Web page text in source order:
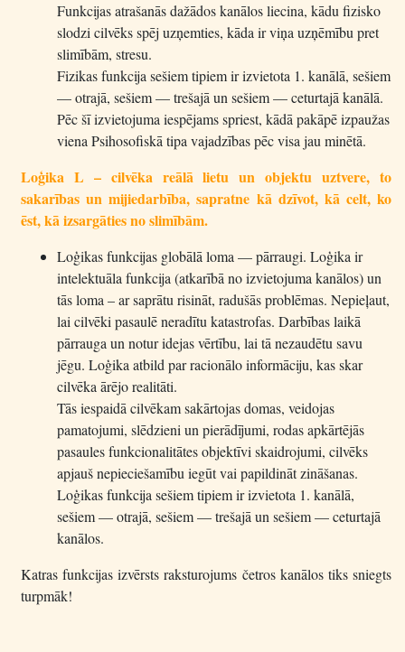
Funkcijas atrašanās dažādos kanālos liecina, kādu fizisko
slodzi cilvēks spēj uzņemties, kāda ir viņa uzņēmību pret
slimībām, stresu.
Fizikas funkcija sešiem tipiem ir izvietota 1. kanālā, sešiem
— otrajā, sešiem — trešajā un sešiem — ceturtajā kanālā.
Pēc šī izvietojuma iespējams spriest, kādā pakāpē izpaužas
viena Psihosofiskā tipa vajadzības pēc visa jau minētā.
Loģika L – cilvēka reālā lietu un objektu uztvere, to
sakarības un mijiedarbība, sapratne kā dzīvot, kā celt, ko
ēst, kā izsargāties no slimībām.
Loģikas funkcijas globālā loma — pārraugi. Loģika ir
intelektuāla funkcija (atkarībā no izvietojuma kanālos) un
tās loma – ar saprātu risināt, radušās problēmas. Nepieļaut,
lai cilvēki pasaulē neradītu katastrofas. Darbības laikā
pārrauga un notur idejas vērtību, lai tā nezaudētu savu
jēgu. Loģika atbild par racionālo informāciju, kas skar
cilvēka ārējo realitāti.
Tās iespaidā cilvēkam sakārtojas domas, veidojas
pamatojumi, slēdzieni un pierādījumi, rodas apkārtējās
pasaules funkcionalitātes objektīvi skaidrojumi, cilvēks
apjauš nepieciešamību iegūt vai papildināt zināšanas.
Loģikas funkcija sešiem tipiem ir izvietota 1. kanālā,
sešiem — otrajā, sešiem — trešajā un sešiem — ceturtajā
kanālos.
Katras funkcijas izvērsts raksturojums četros kanālos tiks sniegts
turpmāk!